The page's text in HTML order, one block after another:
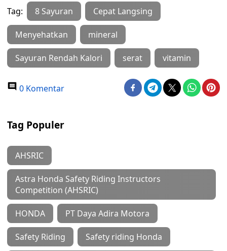
Tag: 8 Sayuran Cepat Langsing
Menyehatkan mineral
Sayuran Rendah Kalori serat vitamin
0 Komentar
Tag Populer
AHSRIC
Astra Honda Safety Riding Instructors
Competition (AHSRIC)
HONDA PT Daya Adira Motora
Safety Riding Safety riding Honda